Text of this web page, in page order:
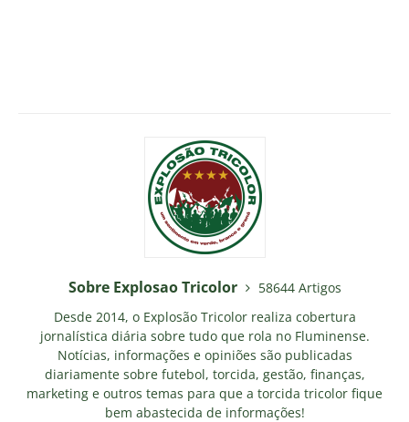
Sobre Explosao Tricolor
58644 Artigos
Desde 2014, o Explosão Tricolor realiza cobertura
jornalística diária sobre tudo que rola no Fluminense.
Notícias, informações e opiniões são publicadas
diariamente sobre futebol, torcida, gestão, finanças,
marketing e outros temas para que a torcida tricolor fique
bem abastecida de informações!